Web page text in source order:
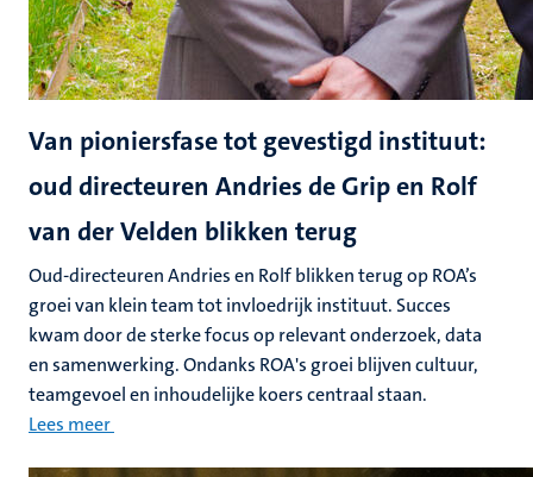
Van pioniersfase tot gevestigd instituut:
oud directeuren Andries de Grip en Rolf
van der Velden blikken terug
Oud-directeuren Andries en Rolf blikken terug op ROA’s
groei van klein team tot invloedrijk instituut. Succes
kwam door de sterke focus op relevant onderzoek, data
en samenwerking. Ondanks ROA's groei blijven cultuur,
teamgevoel en inhoudelijke koers centraal staan.
Lees meer